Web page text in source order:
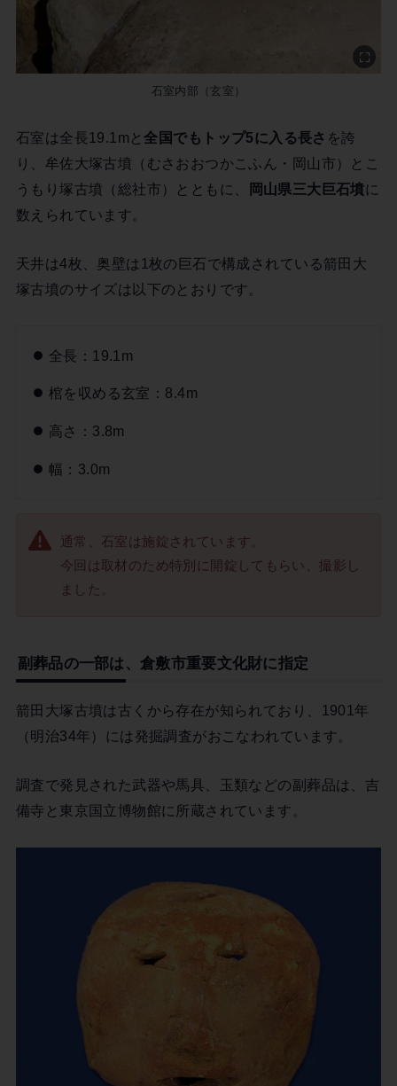
石室内部（玄室）
石室は全長19.1mと全国でもトップ5に入る長さ を誇
り、牟佐大塚古墳（むさおおつかこふん・岡山市）とこ
うもり塚古墳（総社市）とともに、
岡山県三大巨石墳に
数えられています。
天井は4枚、奥壁は1枚の巨石で構成されている箭田大
塚古墳のサイズは以下のとおりです。
全長：19.1m
棺を収める玄室：8.4m
高さ：3.8m
幅：3.0m
通常、石室は施錠されています。
今回は取材のため特別に開錠してもらい、撮影し
ました。
副葬品の一部は、倉敷市重要文化財に指定
箭田大塚古墳は古くから存在が知られており、1901年
（明治34年）には発掘調査がおこなわれています。
調査で発見された武器や馬具、玉類などの副葬品は、吉
備寺と東京国立博物館に所蔵されています。